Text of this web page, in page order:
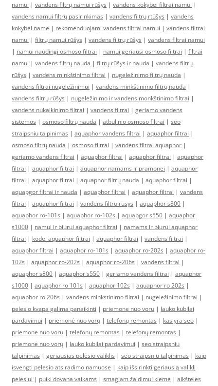
namui | vandens filtrų namui rūšys | vandens kokybei filtrai namui |
vandens namui filtrų pasirinkimas | vandens filtrų rtūšys | vandens
kokybei name | rekomenduojami vandens filtrai namui | vandens filtrai
namui | filtrų namui rūšys | vandens filtrų rūšys | vandens filtrai namui
| namui naudingi osmoso filtrai | namui geriausi osmoso filtrai | filtrai
namui | vandens filtrų nauda | filtrų rūšys ir nauda | vandens filtrų
rūšys | vandens minkštinimo filtrai | nugeležinimo filtrų nauda |
vandens filtrai nugeležinimui | vandens minkštinimo filtrų nauda |
vandens filtrų rūšys | nugeležinimo ir vandens monkštinimo filtrai |
vandens nukalkinimo filtrai | vandens filtrai | geriamo vandens
sistemos | osmoso filtrų nauda | atbulinio osmoso filtrai | seo
straipsniu talpinimas | aquaphor vandens filtrai | aquaphor filtrai |
osmoso filtrų nauda | osmoso filtrai | vandens filtrai aquaphor |
geriamo vandens filtrai | aquaphor filtrai | aquaphor filtrai | aquaphor
filtrai | aquaphor filtrai | aquaphor namams ir pramonei | aquaphor
filtrai | aquaphor filtrai | aquaphor filtrų nauda | aquaphor filtrai |
aquapgor filtrai ir nauda | aquaphor filtrai | aquaphor filtrai | vandens
filtrai | aquaphor filtrai | vandens filtru rusys | aquaphor s800 |
aquaphor ro-101s | aquaphor ro-102s | aquapgor s550 | aquaphor
s1000 | namui ir biurui aquaphor filtrai | namams ir biurui aquaphor
filtrai | kodel aquaphor filtrai | aquaphor filtrai | vandens filtrai |
aquaphor filtrai | aquaphor ro-101s | aquaphor ro-202s | aquaphor ro-
102s | aquaphor ro-202s | aquaphor ro-206s | vandens filtrai |
aquaphor s800 | aquaphor s550 | geriamo vandens filtrai | aquaphor
s1000 | aquaphor ro 101s | aquaphor 102s | aquaphor ro 202s |
aquaphor ro 206s | vandens minkstinimo filtrai | nugeležinimo filtrai |
pelesio kvapa galima panaikinti | priemone nuo voru | lauko kubilai
pardavimui | priemonė nuo vorų | telefonų remontas | kas yra seo |
priemone nuo voru | telefonų remontas | telefonų remontas |
priemonė nuo vorų | lauko kubilai pardavimui | seo straipsniu
talpinimas | geriausias pelėsio valiklis | seo straipsniu talpinimas | kaip
isvengti pelesio atsiradimo namuose | kaip išsirinkti geriausią valiklį
pelėsiui | puiki dovana vaikams | smagiam žaidimui kieme | aikštelės